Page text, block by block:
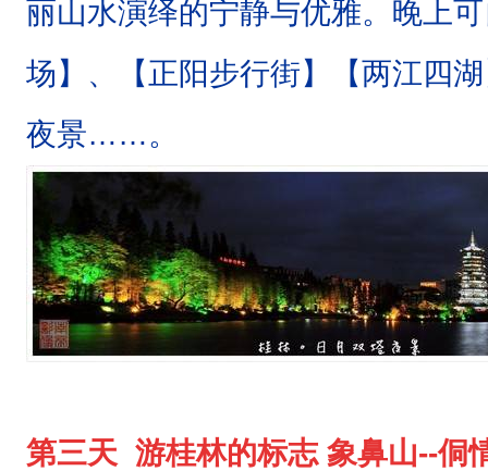
丽山水演绎的宁静与优雅。晚上
场】、【正阳步行街】【两江四
夜景……。
第三天 游桂林的标志 象鼻山--侗